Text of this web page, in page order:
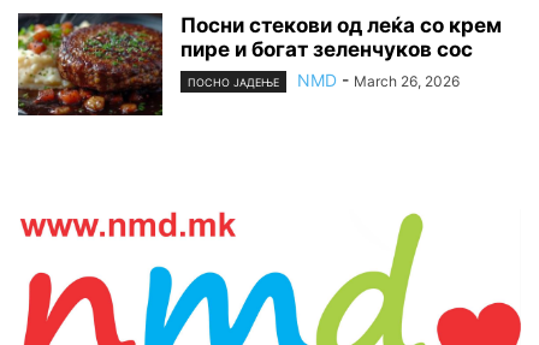
Посни стекови од леќа со крем
пире и богат зеленчуков сос
ПОСНО ЈАДЕЊЕ NMD - March 26, 2026